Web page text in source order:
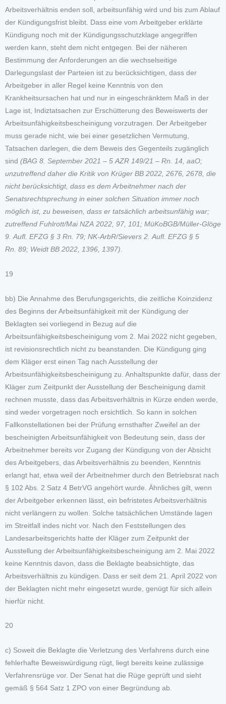
Arbeitsverhältnis enden soll, arbeitsunfähig wird und bis zum Ablauf
der Kündigungsfrist bleibt. Dass eine vom Arbeitgeber erklärte
Kündigung noch mit der Kündigungsschutzklage angegriffen
werden kann, steht dem nicht entgegen. Bei der näheren
Bestimmung der Anforderungen an die wechselseitige
Darlegungslast der Parteien ist zu berücksichtigen, dass der
Arbeitgeber in aller Regel keine Kenntnis von den
Krankheitsursachen hat und nur in eingeschränktem Maß in der
Lage ist, Indiztatsachen zur Erschütterung des Beweiswerts der
Arbeitsunfähigkeitsbescheinigung vorzutragen. Der Arbeitgeber
muss gerade nicht, wie bei einer gesetzlichen Vermutung,
Tatsachen darlegen, die dem Beweis des Gegenteils zugänglich
sind (BAG 8. September 2021 – 5 AZR 149/21 – Rn. 14, aaO;
unzutreffend daher die Kritik von Krüger BB 2022, 2676, 2678, die
nicht berücksichtigt, dass es dem Arbeitnehmer nach der
Senatsrechtsprechung in einer solchen Situation immer noch
möglich ist, zu beweisen, dass er tatsächlich arbeitsunfähig war;
zutreffend Fuhlrott/Mai NZA 2022, 97, 101; MüKoBGB/Müller-Glöge
9. Aufl. EFZG § 3 Rn. 79; NK-ArbR/Sievers 2. Aufl. EFZG § 5
Rn. 89; Weidt BB 2022, 1396, 1397)
19
bb) Die Annahme des Berufungsgerichts, die zeitliche Koinzidenz
des Beginns der Arbeitsunfähigkeit mit der Kündigung der
Beklagten sei vorliegend in Bezug auf die
Arbeitsunfähigkeitsbescheinigung vom 2. Mai 2022 nicht gegeben,
ist revisionsrechtlich nicht zu beanstanden. Die Kündigung ging
dem Kläger erst einen Tag nach Ausstellung der
Arbeitsunfähigkeitsbescheinigung zu. Anhaltspunkte dafür, dass der
Kläger zum Zeitpunkt der Ausstellung der Bescheinigung damit
rechnen musste, dass das Arbeitsverhältnis in Kürze enden werde,
sind weder vorgetragen noch ersichtlich. So kann in solchen
Fallkonstellationen bei der Prüfung ernsthafter Zweifel an der
bescheinigten Arbeitsunfähigkeit von Bedeutung sein, dass der
Arbeitnehmer bereits vor Zugang der Kündigung von der Absicht
des Arbeitgebers, das Arbeitsverhältnis zu beenden, Kenntnis
erlangt hat, etwa weil der Arbeitnehmer durch den Betriebsrat nach
§ 102 Abs. 2 Satz 4 BetrVG angehört wurde. Ähnliches gilt, wenn
der Arbeitgeber erkennen lässt, ein befristetes Arbeitsverhältnis
nicht verlängern zu wollen. Solche tatsächlichen Umstände lagen
im Streitfall indes nicht vor. Nach den Feststellungen des
Landesarbeitsgerichts hatte der Kläger zum Zeitpunkt der
Ausstellung der Arbeitsunfähigkeitsbescheinigung am 2. Mai 2022
keine Kenntnis davon, dass die Beklagte beabsichtigte, das
Arbeitsverhältnis zu kündigen. Dass er seit dem 21. April 2022 von
der Beklagten nicht mehr eingesetzt wurde, genügt für sich allein
hierfür nicht.
20
c) Soweit die Beklagte die Verletzung des Verfahrens durch eine
fehlerhafte Beweiswürdigung rügt, liegt bereits keine zulässige
Verfahrensrüge vor. Der Senat hat die Rüge geprüft und sieht
gemäß § 564 Satz 1 ZPO von einer Begründung ab.